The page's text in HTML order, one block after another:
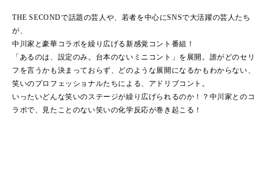
THE SECONDで話題の芸人や、若者を中心にSNSで大活躍の芸人たち
が、
中川家と豪華コラボを繰り広げる新感覚コント番組！
「あるのは、設定のみ。台本のないミニコント」を展開。誰がどのセリ
フを言うかも決まっておらず、どのような展開になるかもわからない、
笑いのプロフェッショナルたちによる、アドリブコント。
いったいどんな笑いのステージが繰り広げられるのか！？中川家とのコ
ラボで、見たことのない笑いの化学反応が巻き起こる！